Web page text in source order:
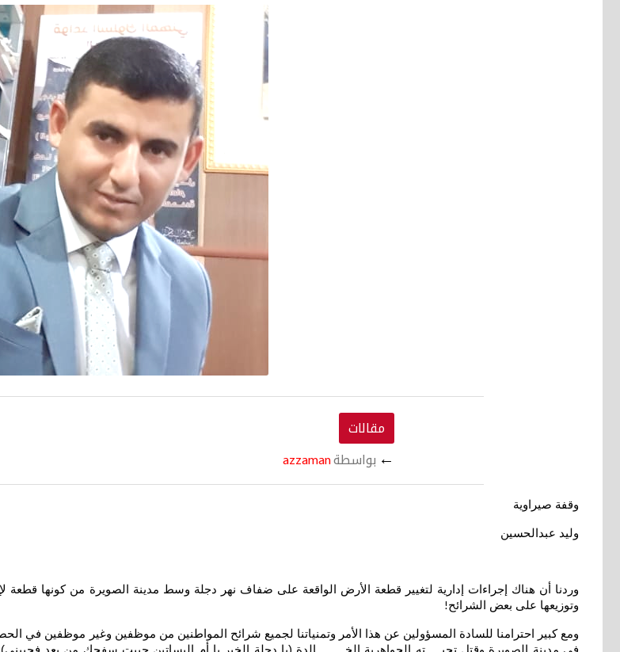
مقالات
← بواسطةazzaman
وقفة صيراوية
وليد عبدالحسين
وردنا أن هناك إجراءات إدارية لتغيير قطعة الأرض الواقعة على ضفاف نهر دجلة وسط مدينة الصويرة من كونها قطعة
وتوزيعها على بعض الشرائح!
ومع كبير احترامنا للسادة المسؤولين عن هذا الأمر وتمنياتنا لجميع شرائح المواطنين من موظفين وغير موظفين في